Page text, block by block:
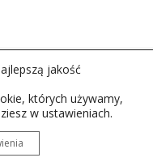
S.A. w likwidacj.
jakość
których używamy,
w ustawieniach.